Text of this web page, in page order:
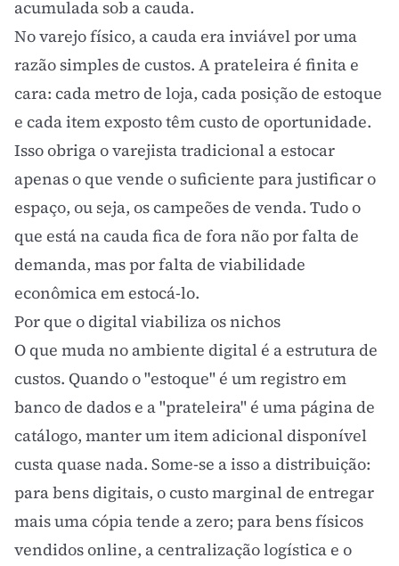
acumulada sob a cauda.
No varejo físico, a cauda era inviável por uma
razão simples de custos. A prateleira é finita e
cara: cada metro de loja, cada posição de estoque
e cada item exposto têmcusto de oportunidade.
Isso obriga o varejista tradicional a estocar
apenas o que vende o suficiente para justificar o
espaço, ou seja, os campeões de venda. Tudo o
que está na cauda fica de fora não por falta de
demanda, mas por falta de viabilidade
econômica em estocá-lo.
Por que o digital viabiliza os nichos
O que muda no ambiente digital é a estrutura de
custos. Quando o "estoque" é um registro em
banco de dados e a "prateleira" é uma página de
catálogo, manter um item adicional disponível
custa quase nada. Some-se a isso a distribuição:
para bens digitais, o custo marginal de entregar
mais uma cópia tende a zero; para bens físicos
vendidos online, a centralização logística e o